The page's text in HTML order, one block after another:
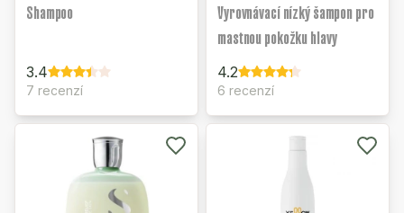
Shampoo
3.4
7 recenzí
Vyrovnávací nízký šampon pro
mastnou pokožku hlavy
4.2
6 recenzí